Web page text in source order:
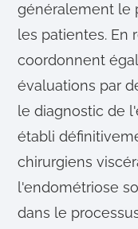
généralement le
les patientes. En
coordonnent
évaluations par
le diagnostic de
établi
chirurgiens
l'endométriose
dans le